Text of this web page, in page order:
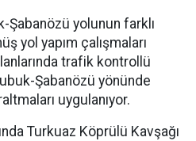
Şabanözü yolunun farklı
yol yapım çalışmaları
trafik kontrollü
Şabanözü yönünde
uygulanıyor.
Turkuaz Köprülü Kavşağı